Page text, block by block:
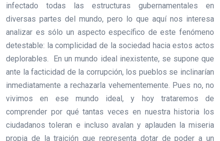
infectado todas las estructuras gubernamentales en
diversas partes del mundo, pero lo que aquí nos interesa
analizar es sólo un aspecto específico de este fenómeno
detestable: la complicidad de la sociedad hacia estos actos
deplorables. En un mundo ideal inexistente, se supone que
ante la facticidad de la corrupción, los pueblos se inclinarían
inmediatamente a rechazarla vehementemente. Pues no, no
vivimos en ese mundo ideal, y hoy trataremos de
comprender por qué tantas veces en nuestra historia los
ciudadanos toleran e incluso avalan y aplauden la miseria
propia de la traición que representa dotar de poder a un